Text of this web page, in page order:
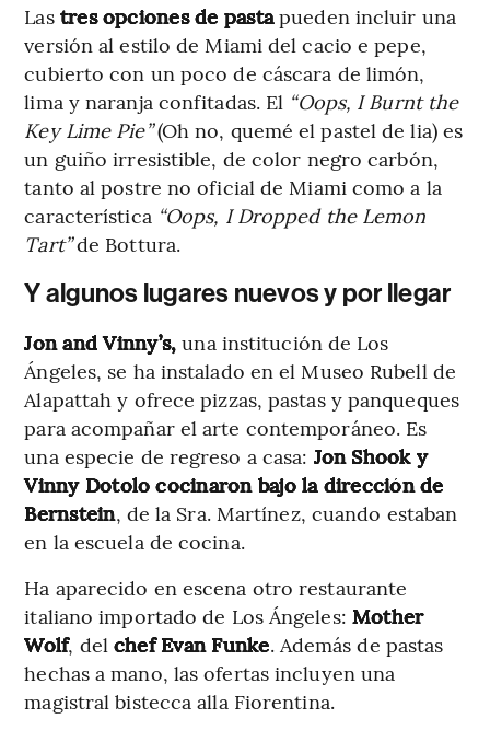
Las tres opciones de pastapueden incluir una
versión al estilo de Miami del cacio e pepe,
cubierto con un poco de cáscara de limón,
lima y naranja confitadas. El “Oops, I Burnt the
Key Lime Pie”(Oh no, quemé el pastel de lia) es
un guiño irresistible, de color negro carbón,
tanto al postre no oficial de Miami como a la
característica “Oops, I Dropped the Lemon
Tart”de Bottura.
Y algunos lugares nuevos y por llegar
Jon and Vinny’s, una institución de Los
Ángeles, se ha instalado en el Museo Rubell de
Alapattah y ofrece pizzas, pastas y panqueques
para acompañar el arte contemporáneo. Es
una especie de regreso a casa: Jon Shook y
Vinny Dotolo cocinaron bajo la dirección de
Bernstein, de la Sra. Martínez, cuando estaban
en la escuela de cocina.
Ha aparecido en escena otro restaurante
italiano importado de Los Ángeles: Mother
Wolf, del chef Evan Funke. Además de pastas
hechas a mano, las ofertas incluyen una
magistral bistecca alla Fiorentina.